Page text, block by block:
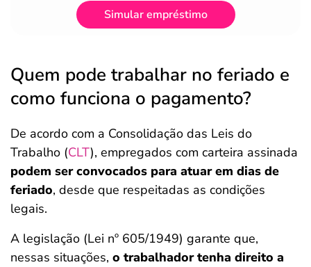
Simular empréstimo
Quem pode trabalhar no feriado e
como funciona o pagamento?
De acordo com a Consolidação das Leis do
Trabalho (CLT), empregados com carteira assinada
podem ser convocados para atuar em dias de
feriado, desde que respeitadas as condições
legais.
A legislação (Lei nº 605/1949) garante que,
nessas situações, o trabalhador tenha direito a